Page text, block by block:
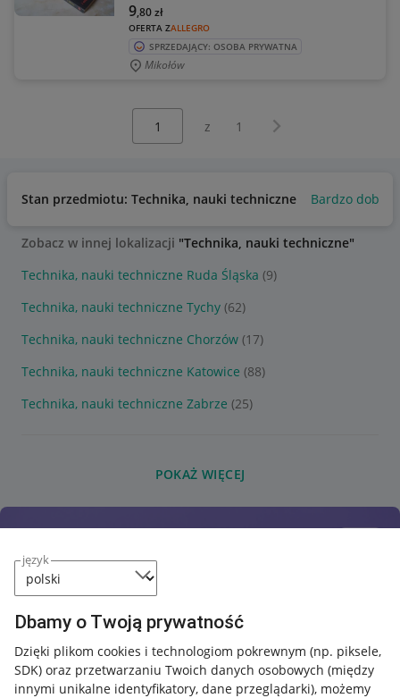
język
Dbamy o Twoją prywatność
Dzięki plikom cookies i technologiom pokrewnym (np. piksele,
SDK) oraz przetwarzaniu Twoich danych osobowych (między
innymi unikalne identyfikatory, dane przeglądarki), możemy
OFERTA ZALLEGRO
9,80zł
SPRZEDAJĄCY: OSOBA PRYWATNA
Mikołów
z 1 Następna strona
Stan przedmiotu: Technika, nauki techniczne Bardzo dobry
Zobacz w innej lokalizacji "Technika, nauki techniczne"
Technika, nauki techniczne Ruda Śląska (9)
Technika, nauki techniczne Tychy (62)
Technika, nauki techniczne Chorzów (17)
Technika, nauki techniczne Katowice (88)
Technika, nauki techniczne Zabrze (25)
POKAŻ WIĘCEJ